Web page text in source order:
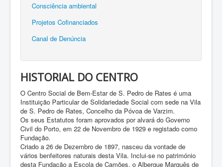
Consciência ambiental
Projetos Cofinanciados
Canal de Denúncia
HISTORIAL DO CENTRO
O Centro Social de Bem-Estar de S. Pedro de Rates é uma
Instituição Particular de Solidariedade Social com sede na Vila
de S. Pedro de Rates, Concelho da Póvoa de Varzim.
Os seus Estatutos foram aprovados por alvará do Governo
Civil do Porto, em 22 de Novembro de 1929 e registado como
Fundação.
Criado a 26 de Dezembro de 1897, nasceu da vontade de
vários benfeitores naturais desta Vila. Inclui-se no património
desta Fundação a Escola de Camões, o Albergue Marquês de